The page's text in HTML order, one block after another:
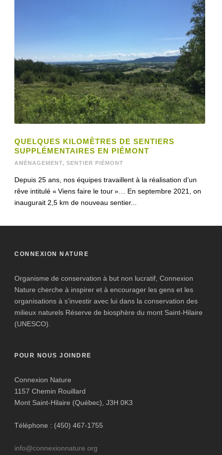
QUELQUES KILOMÈTRES DE SENTIERS
SUPPLÉMENTAIRES EN PIÉMONT
AMÉNAGEMENT, SENTIER PIÉMONT
Depuis 25 ans, nos équipes travaillent à la réalisation d’un
rêve intitulé « Viens faire le tour »… En septembre 2021, on
inaugurait 2,5 km de nouveau sentier...
CONNEXION NATURE
Organisme de conservation à but non lucratif, Connexion
Nature cherche à inspirer et à encourager les gens et les
organisations à s’investir avec lui dans la conservation des
milieux naturels Réserve de biosphère du mont Saint-Hilaire
(UNESCO).
POUR NOUS JOINDRE
Connexion Nature
1157 Chemin Rouillard
Mont Saint-Hilaire (Québec), J3H 0K3
Téléphone : (450) 467-1755
info@connexionnature.org